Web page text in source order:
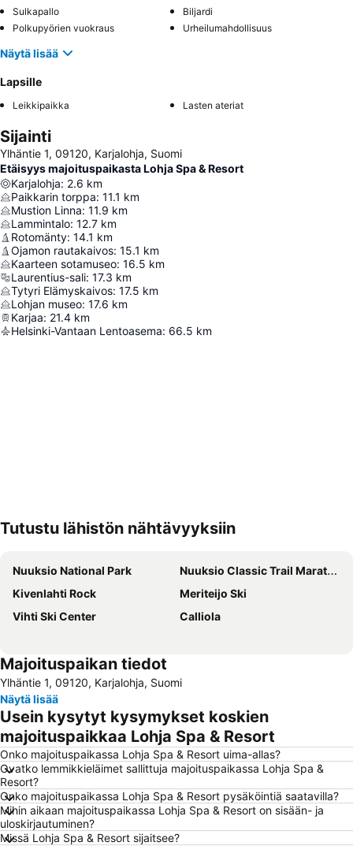
Sulkapallo
Biljardi
Polkupyörien vuokraus
Urheilumahdollisuus
Näytä lisää
Lapsille
Leikkipaikka Lasten ateriat
Sijainti
Ylhäntie 1, 09120, Karjalohja, Suomi
Etäisyys majoituspaikasta Lohja Spa & Resort
Karjalohja: 2.6 km
Paikkarin torppa: 11.1 km
Mustion Linna: 11.9 km
Lammintalo: 12.7 km
Rotomänty: 14.1 km
Ojamon rautakaivos: 15.1 km
Kaarteen sotamuseo: 16.5 km
Laurentius-sali: 17.3 km
Tytyri Elämyskaivos: 17.5 km
Lohjan museo: 17.6 km
Karjaa: 21.4 km
Helsinki-Vantaan Lentoasema: 66.5 km
Tutustu lähistön nähtävyyksiin
Nuuksio National Park
Nuuksio Classic Trail Marathon
Kivenlahti Rock
Meriteijo Ski
Vihti Ski Center
Calliola
Majoituspaikan tiedot
Ylhäntie 1, 09120, Karjalohja, Suomi
Näytä lisää
Usein kysytyt kysymykset koskien
majoituspaikkaa Lohja Spa & Resort
Onko majoituspaikassa Lohja Spa & Resort uima-allas?
Ovatko lemmikkieläimet sallittuja majoituspaikassa Lohja Spa &
Resort?
Onko majoituspaikassa Lohja Spa & Resort pysäköintiä saatavilla?
Mihin aikaan majoituspaikassa Lohja Spa & Resort on sisään- ja
uloskirjautuminen?
Missä Lohja Spa & Resort sijaitsee?